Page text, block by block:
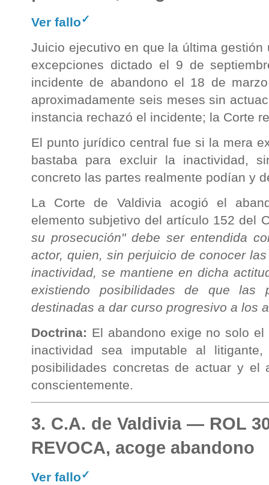
Ver fallo✓
Juicio ejecutivo en que la última
excepciones dictado el 9 de
incidente de abandono el 18 de
aproximadamente seis meses sin
instancia rechazó el incidente; la Corte
El punto jurídico central fue si la mera
bastaba para excluir la inactividad,
concreto las partes realmente podían y
La Corte de Valdivia acogió el
elemento subjetivo del artículo 152 del
su prosecución" debe ser entendida
actor, quien, sin perjuicio de conocer
inactividad, se mantiene en dicha
existiendo posibilidades de que las
destinadas a dar curso progresivo a los
Doctrina: El abandono exige no solo
inactividad sea imputable al
posibilidades concretas de actuar y el
conscientemente.
3. C.A. de Valdivia — ROL
REVOCA, acoge abandono
Ver fallo✓